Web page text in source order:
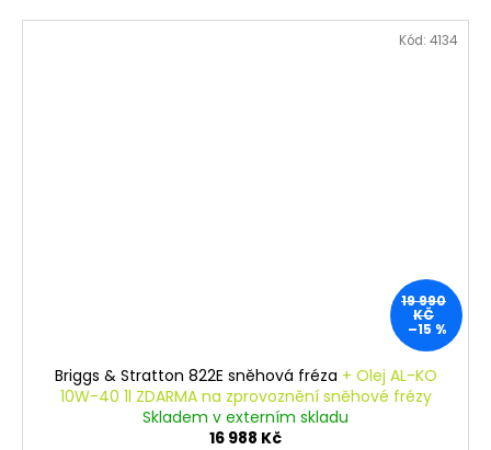
19 990
KČ
–15 %
Briggs & Stratton 822E sněhová fréza + Olej AL-KO
10W-40 1l ZDARMA na zprovoznění sněhové frézy
Skladem v externím skladu
16 988 Kč
Kód: 4134